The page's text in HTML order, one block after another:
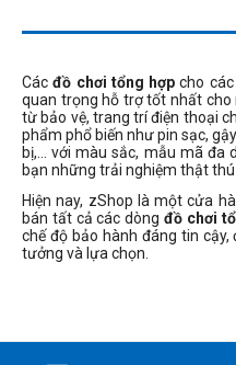
BỘ LỌC
Giá
2150000đ
Cácđồ chơi tổng hợp cho
quan trọng hỗ trợ tốt nhất
từ bảo vệ, trang trí điện thoại
phẩm phổ biến như pin sạc,
bị,… với màu sắc, mẫu mã đa
bạn những trải nghiệm thật thú
Hiện nay, zShop là một cửa
bán tất cả các dòng đồ chơi
chế độ bảo hành đáng tin
tưởng và lựa chọn.